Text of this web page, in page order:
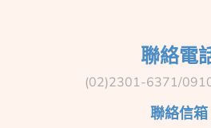
聯絡電
(02)2301-6371/
聯絡信箱